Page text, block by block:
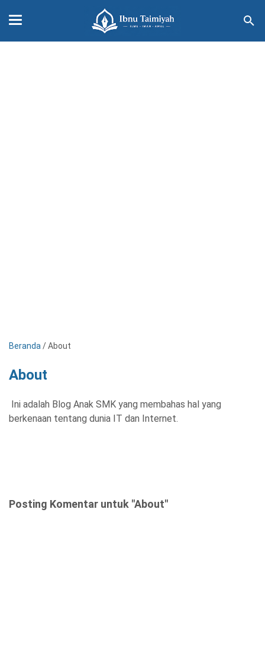
Beranda /About
About
Ini adalah Blog Anak SMK yang membahas hal yang
berkenaan tentang dunia IT dan Internet.
Posting Komentar untuk "About"